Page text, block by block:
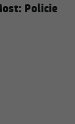
Policie